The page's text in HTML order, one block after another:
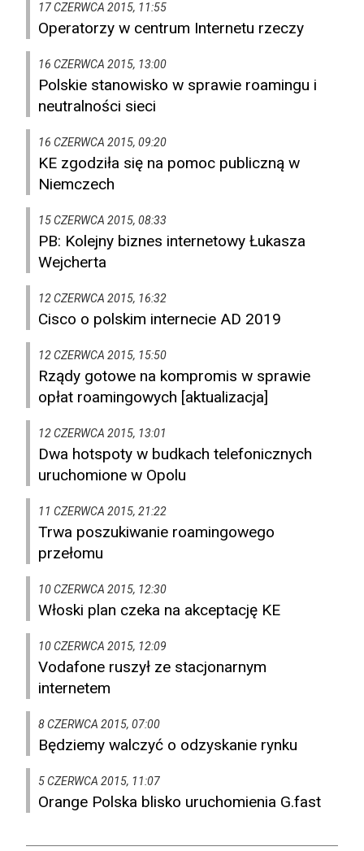
17 CZERWCA 2015, 11:55
Operatorzy w centrum Internetu rzeczy
16 CZERWCA 2015, 13:00
Polskie stanowisko w sprawie roamingu i
neutralności sieci
16 CZERWCA 2015, 09:20
KE zgodziła się na pomoc publiczną w
Niemczech
15 CZERWCA 2015, 08:33
PB: Kolejny biznes internetowy Łukasza
Wejcherta
12 CZERWCA 2015, 16:32
Cisco o polskim internecie AD 2019
12 CZERWCA 2015, 15:50
Rządy gotowe na kompromis w sprawie
opłat roamingowych [aktualizacja]
12 CZERWCA 2015, 13:01
Dwa hotspoty w budkach telefonicznych
uruchomione w Opolu
11 CZERWCA 2015, 21:22
Trwa poszukiwanie roamingowego
przełomu
10 CZERWCA 2015, 12:30
Włoski plan czeka na akceptację KE
10 CZERWCA 2015, 12:09
Vodafone ruszył ze stacjonarnym
internetem
8 CZERWCA 2015, 07:00
Będziemy walczyć o odzyskanie rynku
5 CZERWCA 2015, 11:07
Orange Polska blisko uruchomienia G.fast